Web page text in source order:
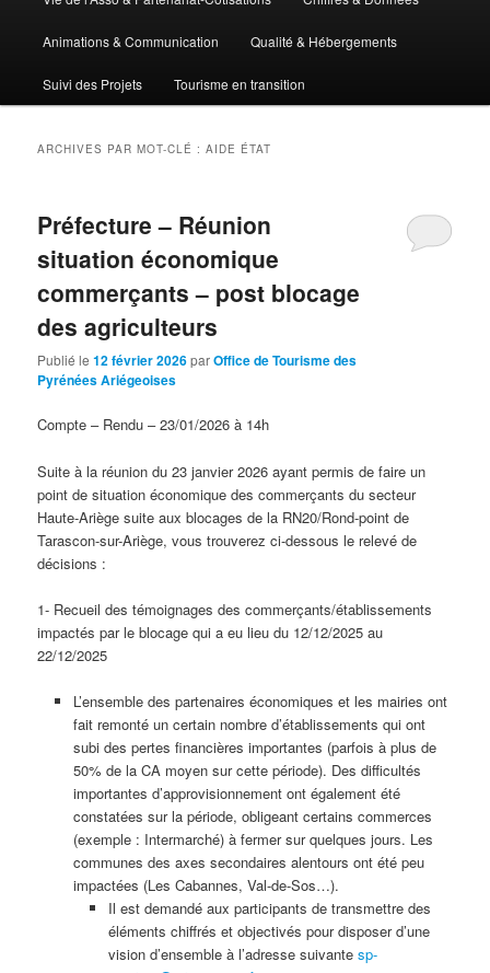
Animations & Communication Qualité & Hébergements
Suivi des Projets Tourisme en transition
ARCHIVES PAR MOT-CLÉ :AIDE ÉTAT
Préfecture – Réunion
situation économique
commerçants – post blocage
des agriculteurs
Publié le12 février 2026parOffice de Tourisme des
Pyrénées Ariégeoises
Compte – Rendu – 23/01/2026 à 14h
Suite à la réunion du 23 janvier 2026 ayant permis de faire un
point de situation économique des commerçants du secteur
Haute-Ariège suite aux blocages de la RN20/Rond-point de
Tarascon-sur-Ariège, vous trouverez ci-dessous le relevé de
décisions :
1- Recueil des témoignages des commerçants/établissements
impactés par le blocage qui a eu lieu du 12/12/2025 au
22/12/2025
L’ensemble des partenaires économiques et les mairies ont
fait remonté un certain nombre d’établissements qui ont
subi des pertes financières importantes (parfois à plus de
50% de la CA moyen sur cette période). Des difficultés
importantes d’approvisionnement ont également été
constatées sur la période, obligeant certains commerces
(exemple : Intermarché) à fermer sur quelques jours. Les
communes des axes secondaires alentours ont été peu
impactées (Les Cabannes, Val-de-Sos…).
Il est demandé aux participants de transmettre des
éléments chiffrés et objectivés pour disposer d’une
vision d’ensemble à l’adresse suivantesp-